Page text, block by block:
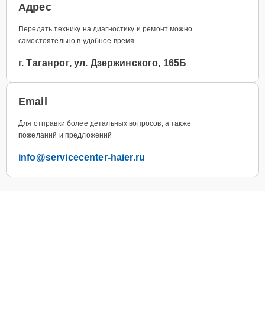
Адрес
Передать технику на диагностику и ремонт можно
самостоятельно в удобное время
г. Таганрог, ул. Дзержинского, 165Б
Email
Для отправки более детальных вопросов, а также
пожеланий и предложений
info@servicecenter-haier.ru